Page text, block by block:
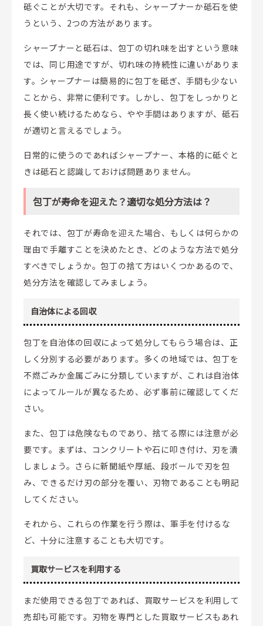
砥ぐことが大切です。それも、シャープナーか砥石を使
うという、2つの方法があります。
シャープナーと砥石は、包丁の切れ味を出すという意味
では、同じ用途ですが、切れ味の持続性に違いがありま
す。シャープナーは簡易的に包丁を砥ぎ、手間も少ない
ことから、非常に便利です。しかし、包丁をしっかりと
長く使い続けるためなら、やや手間はありますが、砥石
が適切と言えるでしょう。
日常的に使うのであればシャープナー、本格的に砥ぐと
きは砥石と認識しておけば問題ありません。
包丁が寿命を迎えた？適切な処分方法は？
それでは、包丁が寿命を迎えた場合、もしくは何らかの
理由で手離すことを決めたとき、どのような方法で処分
すべきでしょうか。包丁の捨て方はいくつかあるので、
処分方法を確認してみましょう。
自治体による回収
包丁を自治体の回収によって処分してもらう場合は、正
しく分別する必要があります。多くの地域では、包丁を
不燃ごみか金属ごみに分類していますが、これは自治体
によってルールが異なるため、必ず事前に確認してくだ
さい。
また、包丁は危険なものであり、捨てる際には注意が必
要です。まずは、コンクリートや石に叩き付け、刃を潰
しましょう。さらに新聞紙や厚紙、段ボールで刃を包
み、できるだけ刃の部分を覆い、刃物であることも明記
してください。
それから、これらの作業を行う際は、軍手を付けるな
ど、十分に注意することも大切です。
買取サービスを利用する
まだ使用できる包丁であれば、買取サービスを利用して
売却も可能です。刃物を専門とした買取サービスもあれ